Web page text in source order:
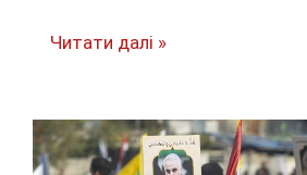
В
вокзале
открыли
Читати далі »